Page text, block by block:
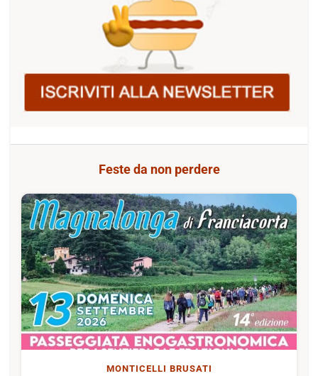
Feste da non perdere
MONTICELLI BRUSATI